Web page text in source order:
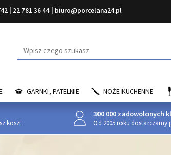
22 781 36 44 biuro@porcelana24.pl
Wyszukaj
GARNKI, PATELNIE NOŻE KUCHENNE
koszt
300 000 zadowolonych
Od 2005 roku